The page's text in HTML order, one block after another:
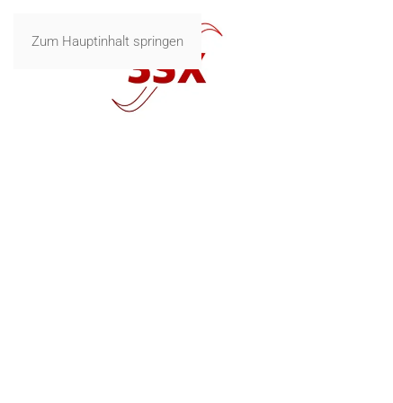
Zum Hauptinhalt springen